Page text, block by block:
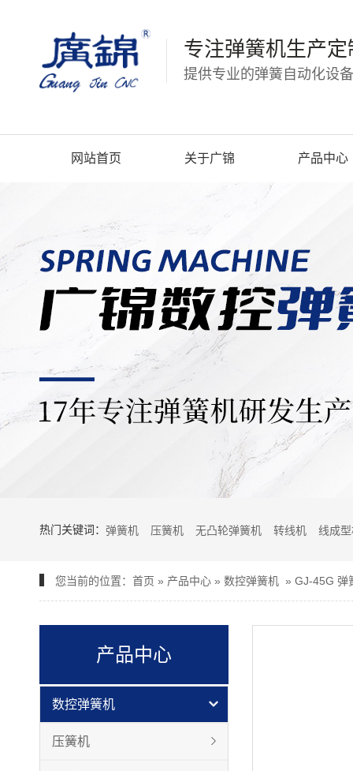
专注弹簧机生产定
提供专业的弹簧自动化设
网站首页 关于广锦 产品中心
热门关键词： 弹簧机 压簧机 无凸轮弹簧机 转线机 线成
您当前的位置： 首页 » 产品中心 » 数控弹簧机 » GJ-45G 弹
产品中心
数控弹簧机
压簧机
GJ-80R 转线机